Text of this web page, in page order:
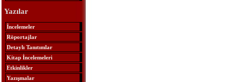
Yazılar
İncelemeler
Röportajlar
Detaylı Tanıtımlar
Kitap İncelemeleri
Etkinlikler
Yazışmalar